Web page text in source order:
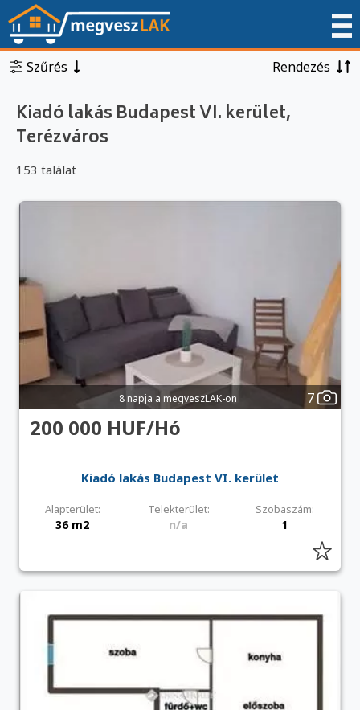
Szűrés Rendezés
Kiadó lakás Budapest VI. kerület,
Terézváros
153 találat
8 napja a megveszLAK-on 7
200 000 HUF/Hó
Kiadó lakás Budapest VI. kerület
Alapterület: Telekterület: Szobaszám:
36 m2 n/a 1